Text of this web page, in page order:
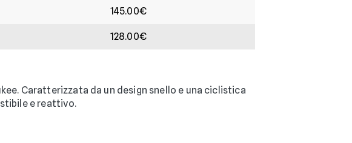
145.00€
128.00€
Caratterizzata da un design snello e una ciclistica
e reattivo.